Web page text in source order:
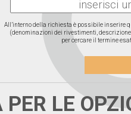
All’interno della richiesta è possibile inserire
(denominazioni dei rivestimenti, descrizione
per cercare il termine
PER LE